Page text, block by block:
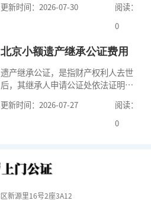
式，可以避免个人财产引发的纠纷，
但是，在北京办理婚前财产公证，除
料外，公证咨询告诉大家，我们有必
京婚前财产公证机构？了解这些不仅
有利于我们根
更新时间：2026-07-30
阅读：
0
北京小额遗产继承公证费用
遗产继承公证，是指财产权利人去世
后，其继承人申请公证处依法证明继
的证明活动。通过公证，继承人可以
拿着享有继承权的公证书办理遗产过
费。我们在办理继承公证的时候，需
更新时间：2026-07-27
阅读：
0
新源里16号2座3A12